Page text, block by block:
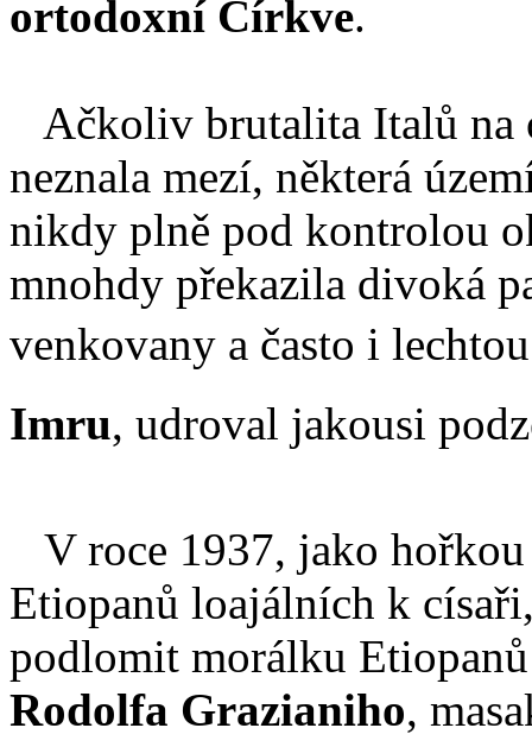
ortodoxní Církve.
Ačkoliv brutalita Italů na
neznala mezí, některá
nikdy plně pod kontrolou
mnohdy překazila divoká
venkovany a často i
Imru, udroval jakousi
V roce 1937, jako
Etiopanů loajálních k
podlomit morálku
Rodolfa Grazianiho,